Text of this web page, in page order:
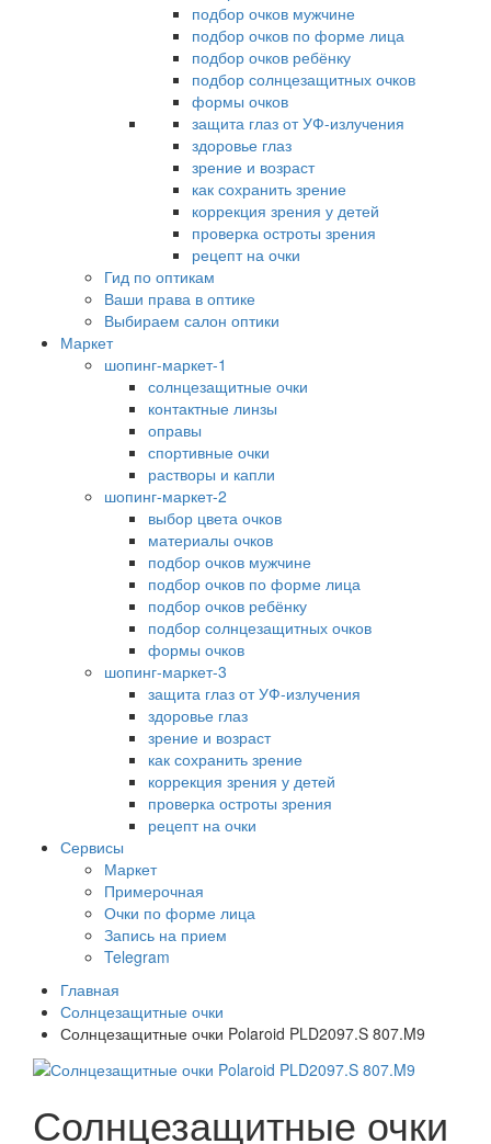
подбор очков мужчине
подбор очков по форме лица
подбор очков ребёнку
подбор солнцезащитных очков
формы очков
защита глаз от УФ-излучения
здоровье глаз
зрение и возраст
как сохранить зрение
коррекция зрения у детей
проверка остроты зрения
рецепт на очки
Гид по оптикам
Ваши права в оптике
Выбираем салон оптики
Маркет
шопинг-маркет-1
солнцезащитные очки
контактные линзы
оправы
спортивные очки
растворы и капли
шопинг-маркет-2
выбор цвета очков
материалы очков
подбор очков мужчине
подбор очков по форме лица
подбор очков ребёнку
подбор солнцезащитных очков
формы очков
шопинг-маркет-3
защита глаз от УФ-излучения
здоровье глаз
зрение и возраст
как сохранить зрение
коррекция зрения у детей
проверка остроты зрения
рецепт на очки
Сервисы
Маркет
Примерочная
Очки по форме лица
Запись на прием
Telegram
Главная
Солнцезащитные очки
Солнцезащитные очки Polaroid PLD2097.S 807.M9
Солнцезащитные очки